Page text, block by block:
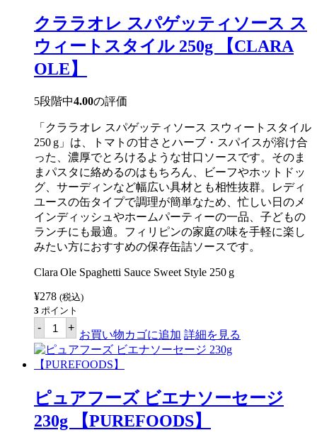
ー
ー
ズ
ク
ー
ム
【NESTLE】
個
クララオレ スパゲッティソース ス
ウィートスタイル 250g 【CLARA
OLE】
5段階中4.00の評価
「クララオレ スパゲッティソース スウィートスタイル
250 g」は、トマトの甘さとハーブ・スパイスが溶け合
った、濃厚でとろけるような甘口ソースです。そのま
まパスタに絡めるのはもちろん、ビーフやホットドッ
グ、サーディンなど幅広い具材とも相性抜群。レディ
ユースの缶タイプで調理が簡単なため、忙しい日のメ
インディッシュやホームパーティーの一品、子どもの
ランチにも最適。フィリピンの家庭の味を手軽に楽し
みたい方におすすめの保存缶詰ソースです。
Clara Ole Spaghetti Sauce Sweet Style 250 g
¥278 (税込)
3 ポイント
- ク
ラ
ラ
オ
レ
パ
ゲ
ッ
テ
+
お買い物カゴに追加 詳細を見る
ピュアフーズ ビエナソーセージ
230g 【PUREFOODS】